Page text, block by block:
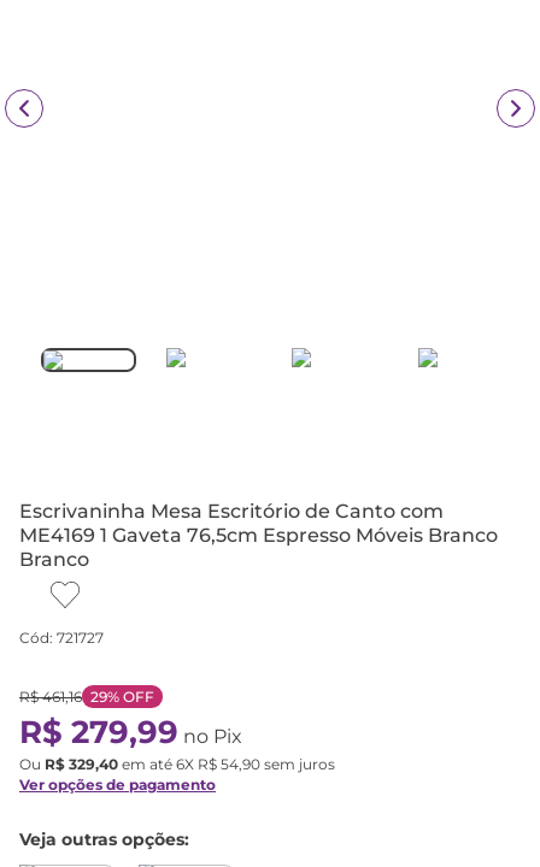
Escrivaninha Mesa Escritório de Canto com
ME4169 1 Gaveta 76,5cm Espresso Móveis Branco
Branco
Cód: 721727
R$ 461,16 29% OFF
R$ 279,99 no Pix
Ou R$ 329,40 em até 6X R$ 54,90 sem juros
Ver opções de pagamento
Veja outras opções: